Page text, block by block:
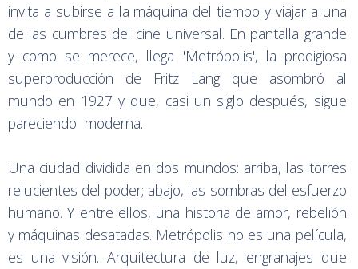
invita a subirse a la máquina del tiempo y viajar a una
de las cumbres del cine universal. En pantalla grande
y como se merece, llega 'Metrópolis', la prodigiosa
superproducción de Fritz Lang que asombró al
mundo en 1927 y que, casi un siglo después, sigue
pareciendo moderna.
Una ciudad dividida en dos mundos: arriba, las torres
relucientes del poder; abajo, las sombras del esfuerzo
humano. Y entre ellos, una historia de amor, rebelión
y máquinas desatadas. Metrópolis no es una película,
es una visión. Arquitectura de luz, engranajes que